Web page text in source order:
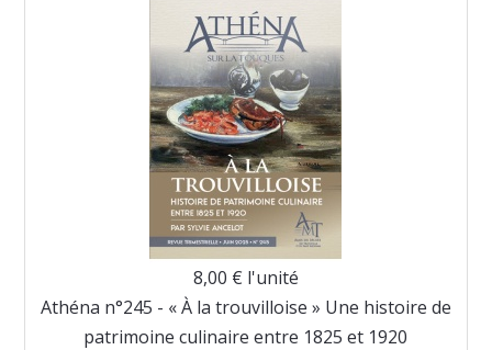
8,00 € l'unité
Athéna n°245 - « À la trouvilloise » Une histoire de
patrimoine culinaire entre 1825 et 1920